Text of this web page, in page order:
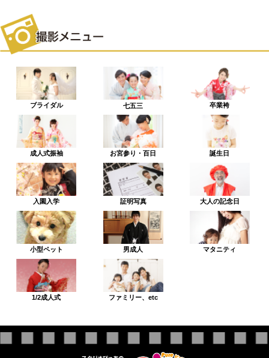
ブライダル 七五三 卒業袴
成人式振袖 お宮参り・百日 誕生日
入園入学 証明写真 大人の記念日
小型ペット 男成人 マタニティ
1/2成人式 ファミリー、etc